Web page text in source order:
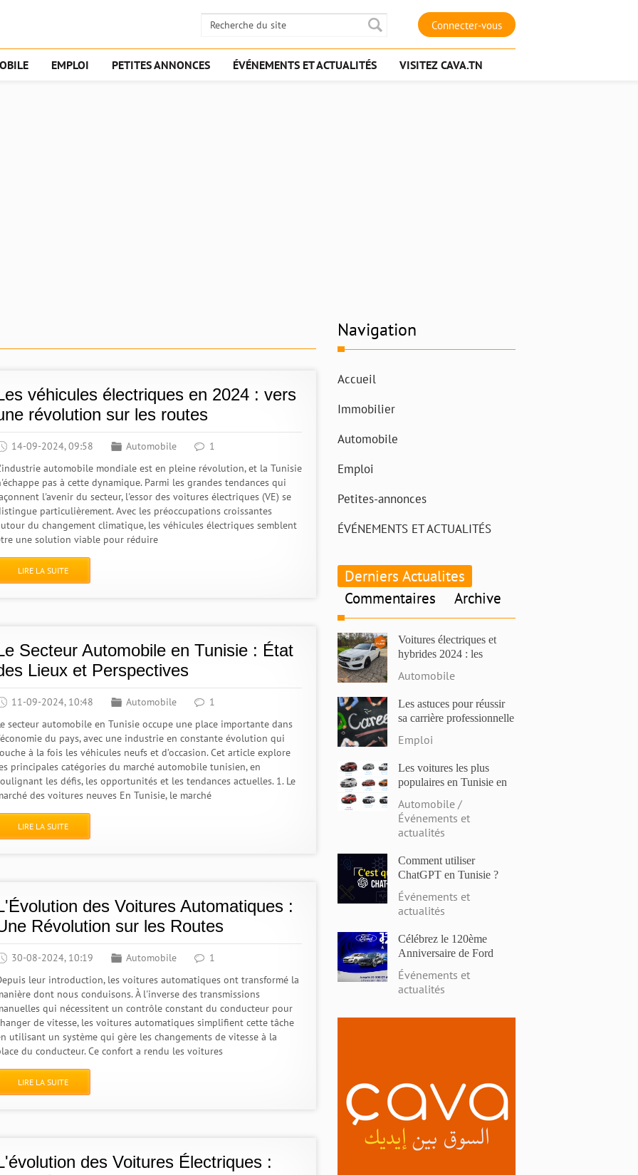
Connecter-vous
EMPLOI PETITES ANNONCES ÉVÉNEMENTS ET ACTUALITÉS VISITEZ CAVA.TN
véhicules électriques en 2024 : vers
révolution sur les routes
14-09-2024, 09:58 Automobile
1
automobile mondiale est en pleine révolution, et la Tunisie
pas à cette dynamique. Parmi les grandes tendances qui
l'avenir du secteur, l'essor des voitures électriques (VE) se
particulièrement. Avec les préoccupations croissantes
du changement climatique, les véhicules électriques semblent
une solution viable pour réduire
LIRE LA SUITE
Secteur Automobile en Tunisie : État
Lieux et Perspectives
11-09-2024, 10:48 Automobile
1
secteur automobile en Tunisie occupe une place importante dans
du pays, avec une industrie en constante évolution qui
à la fois les véhicules neufs et d’occasion. Cet article explore
principales catégories du marché automobile tunisien, en
les défis, les opportunités et les tendances actuelles. 1. Le
des voitures neuves En Tunisie, le marché
LIRE LA SUITE
des Voitures Automatiques :
Révolution sur les Routes
30-08-2024, 10:19 Automobile
1
leur introduction, les voitures automatiques ont transformé la
dont nous conduisons. À l'inverse des transmissions
qui nécessitent un contrôle constant du conducteur pour
de vitesse, les voitures automatiques simplifient cette tâche
utilisant un système qui gère les changements de vitesse à la
du conducteur. Ce confort a rendu les voitures
LIRE LA SUITE
des Voitures Électriques :
Navigation
Accueil
Immobilier
Automobile
Emploi
Petites-annonces
ÉVÉNEMENTS ET ACTUALITÉS
Derniers Actualites
Commentaires
Archive
Voitures électriques et
hybrides 2024 : les
et les dernières
Automobile
Les astuces pour réussir
sa carrière professionnelle
Emploi
Les voitures les plus
populaires en Tunisie en
prix et des caractéristiques
Automobile /
Événements et
actualités
Comment utiliser
ChatGPT en Tunisie ?
Événements et
actualités
Célébrez le 120ème
Anniversaire de Ford
avec Alpha Ford en
Tunisie : Profitez de
Remises Exceptionnelles
Événements et
actualités